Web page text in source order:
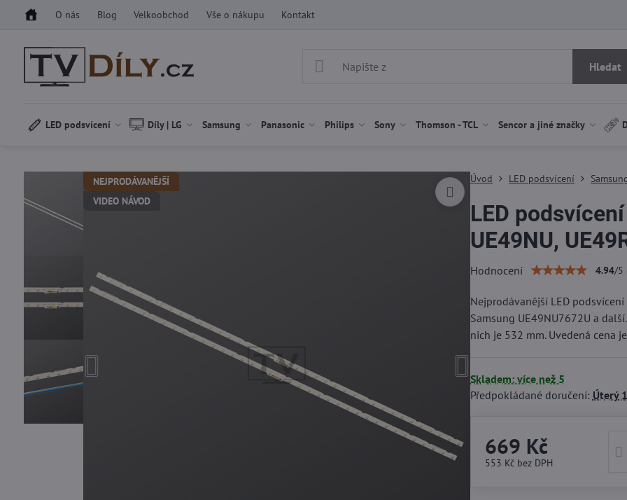
O nás Blog Velkoobchod Vše o nákupu Kontakt
Hledat
LED podsvícení Díly | LG Samsung Panasonic Philips Sony Thomson - TCL Sencor a jiné značky
NEJPRODÁVANĚJŠÍ
VIDEO NÁVOD
Úvod LED podsvícení
LED
UE49NU,
Hodnocení 4.94/5
Nejprodávanější LED
Samsung UE49NU7672U a
nich je 532 mm. Uvedená cena
Skladem: více než 5
Předpokládané doručení: Úterý
669 Kč
553 Kč bez DPH